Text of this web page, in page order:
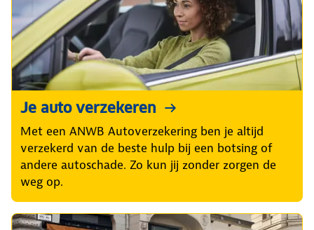
Je auto verzekeren
Met een ANWB Autoverzekering ben je altijd
verzekerd van de beste hulp bij een botsing of
andere autoschade. Zo kun jij zonder zorgen de
weg op.